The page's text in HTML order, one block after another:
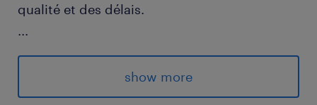
qualité et des délais.
...
Vous assurez la maintenance préventive et
curative des équipements de production
(presses à injection, soudeuses automatisées,
show more